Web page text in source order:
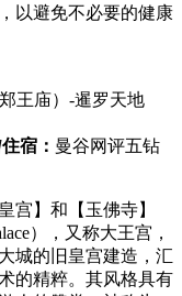
以避免不必要的健康
王庙）-暹罗天地
住宿： 曼谷网评五钻
宫】和【玉佛寺】
），又称大王宫，
城的旧皇宫建造，汇
的精粹。其风格具有